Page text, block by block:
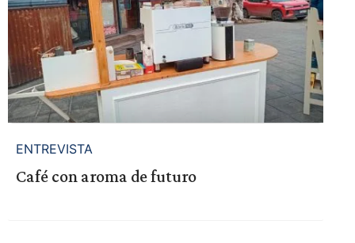
ENTREVISTA
Café con aroma de futuro